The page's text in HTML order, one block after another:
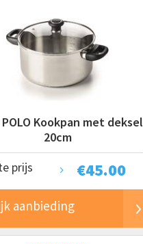
POLO Kookpan met deksel
20cm
€45.00
prijs
aanbieding